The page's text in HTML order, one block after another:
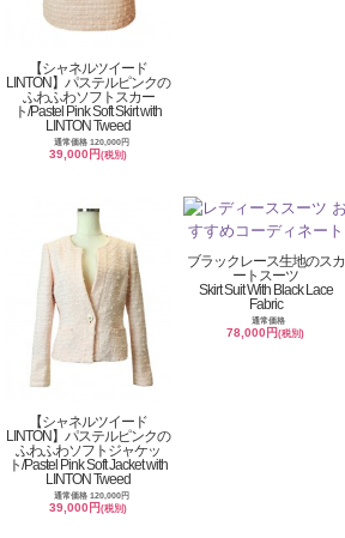
【シャネルツイード
LINTON】パステルピンクの
ふわふわソフトスカー
ト/Pastel Pink Soft Skirt with
LINTON Tweed
通常価格 120,000円
39,000円(税別)
【シャネルツイード
LINTON】パステルピンクの
ふわふわソフトジャケッ
ト/Pastel Pink Soft Jacket with
LINTON Tweed
通常価格 120,000円
39,000円(税別)
ブラックレース生地のスカ
ートスーツ
Skirt Suit With Black Lace
Fabric
通常価格
78,000円(税別)